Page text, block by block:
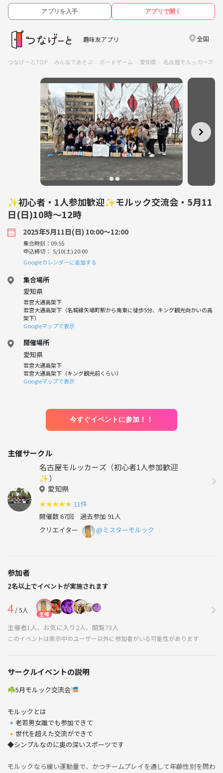
アプリを入手 アプリで開く
趣味友アプリ 全国
つなげーとTOP みんなであそぶ ボードゲーム 愛知県 名古屋モルッカーズ（
✨初心者・1人参加歓迎✨モルック交流会・5月11
日(日)10時〜12時
2025年5月11日(日) 10:00〜12:00
集合時刻：09:55
申込締切： 5/10(土) 20:00
Googleカレンダーに追加する
集合場所
愛知県
若宮大通高架下
若宮大通高架下（名城線矢場町駅から南東に徒歩5分、キング観光向かいの高
架下）
Googleマップで表示
開催場所
愛知県
若宮大通高架下
若宮大通高架下（キング観光前くらい）
Googleマップで表示
今すぐイベントに参加！！
主催サークル
名古屋モルッカーズ（初心者1人参加歓迎
✨）
愛知県
★★★★★ 11件
開催数 67回 過去参加 91人
クリエイター
@ミスターモルック
参加者
2名以上でイベントが実施されます
4 / 5人 主催
主催者1人、お気に入り2人、閲覧73人
このイベントは表示中のユーザー以外に参加者がいる可能性があります
サークルイベントの説明
☘️5月モルック交流会🎏
モルックとは
🔹老若男女誰でも参加できて
🔸世代を超えた交流ができて
◆シンプルなのに奥の深いスポーツです
モルックなら緩い運動量で、かつチームプレイを通して年齢性別を問わ